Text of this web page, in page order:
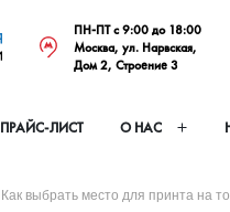
ПН-ПТ с 9:00 до 18:00
Москва, ул. Нарвская,
Дом 2, Строение 3
ПРАЙС-ЛИСТ О НАС
Как выбрать место для принта на